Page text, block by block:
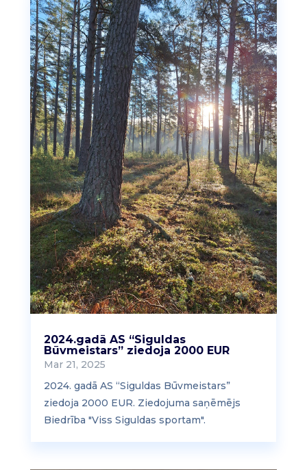
2024.gadā AS “Siguldas
Būvmeistars” ziedoja 2000 EUR
Mar 21, 2025
2024. gadā AS “Siguldas Būvmeistars”
ziedoja 2000 EUR. Ziedojuma saņēmējs
Biedrība "Viss Siguldas sportam".